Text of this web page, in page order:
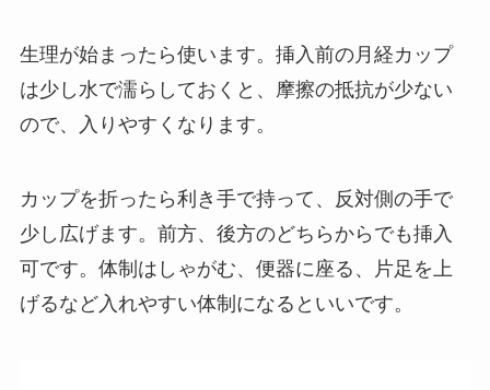
生理が始まったら使います。挿入前の月経カップ
は少し水で濡らしておくと、摩擦の抵抗が少ない
ので、入りやすくなります。
カップを折ったら利き手で持って、反対側の手で
少し広げます。前方、後方のどちらからでも挿入
可です。体制はしゃがむ、便器に座る、片足を上
げるなど入れやすい体制になるといいです。